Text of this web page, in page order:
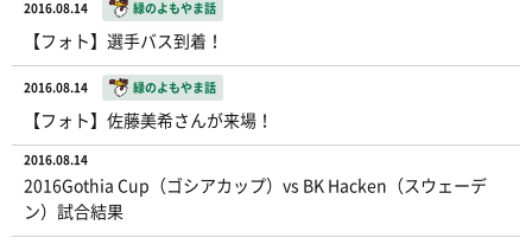
2016.08.14 緑のよもやま話
【フォト】選手バス到着！
2016.08.14 緑のよもやま話
【フォト】佐藤美希さんが来場！
2016.08.14
2016Gothia Cup（ゴシアカップ）vs BK Hacken（スウェーデ
ン）試合結果